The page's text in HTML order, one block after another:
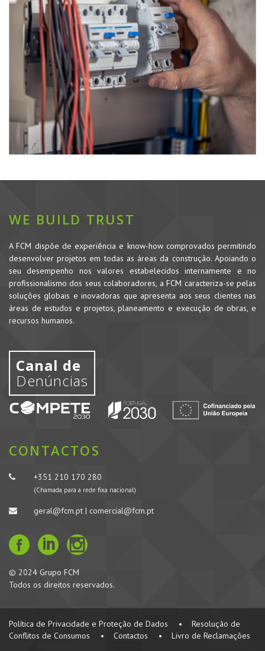
WE BUILD TRUST
A FCM dispõe de experiência e know-how comprovados permitindo
desenvolver projetos em todas as áreas da construção. Apoiando o
seu desempenho nos valores estabelecidos internamente e no
profissionalismo dos seus colaboradores, a FCM caracteriza-se pelas
soluções globais e inovadoras que apresenta aos seus clientes nas
áreas de estudos e projetos, planeamento e execução de obras, e
recursos humanos.
Canal de
Denúncias
CONTACTOS
+351 210 170 280
(Chamada para a rede fixa nacional)
geral@fcm.pt | comercial@fcm.pt
© 2024 Grupo FCM
Todos os direitos reservados.
Política de Privacidade e Proteção de Dados •
Resolução de
Conflitos de Consumos
• Contactos • Livro de Reclamações